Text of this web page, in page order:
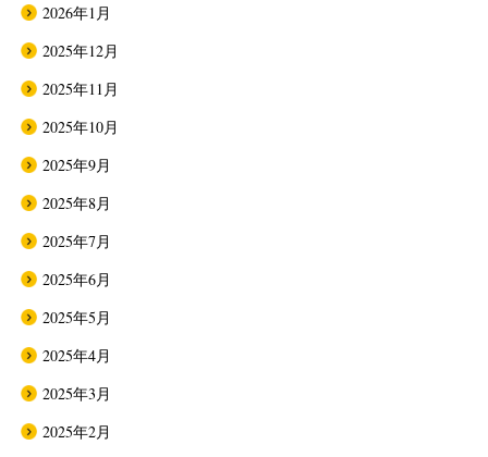
2026年1月
2025年12月
2025年11月
2025年10月
2025年9月
2025年8月
2025年7月
2025年6月
2025年5月
2025年4月
2025年3月
2025年2月